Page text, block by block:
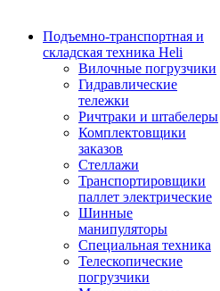
Подъемно-транспортная и
складская техника Heli
Вилочные погрузчики
Гидравлические
тележки
Ричтраки и штабелеры
Комплектовщики
заказов
Стеллажи
Транспортировщики
паллет электрические
Шинные
манипуляторы
Специальная техника
Телескопические
погрузчики